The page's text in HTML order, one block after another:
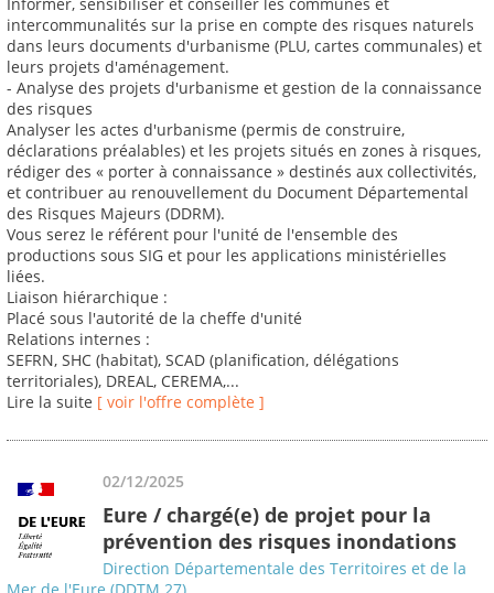
intercommunalités sur la prise en compte des risques naturels
dans leurs documents d'urbanisme (PLU, cartes communales) et
leurs projets d'aménagement.
- Analyse des projets d'urbanisme et gestion de la connaissance
des risques
Analyser les actes d'urbanisme (permis de construire,
déclarations préalables) et les projets situés en zones à risques,
rédiger des « porter à connaissance » destinés aux collectivités,
et contribuer au renouvellement du Document Départemental
des Risques Majeurs (DDRM).
Vous serez le référent pour l'unité de l'ensemble des
productions sous SIG et pour les applications ministérielles
liées.
Liaison hiérarchique :
Placé sous l'autorité de la cheffe d'unité
Relations internes :
SEFRN, SHC (habitat), SCAD (planification, délégations
territoriales), DREAL, CEREMA,...
Lire la suite [ voir l'offre complète ]
02/12/2025
Eure / chargé(e) de projet pour la
prévention des risques inondations
Direction Départementale des Territoires et de la